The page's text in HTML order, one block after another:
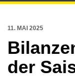
11. MAI 2025
der